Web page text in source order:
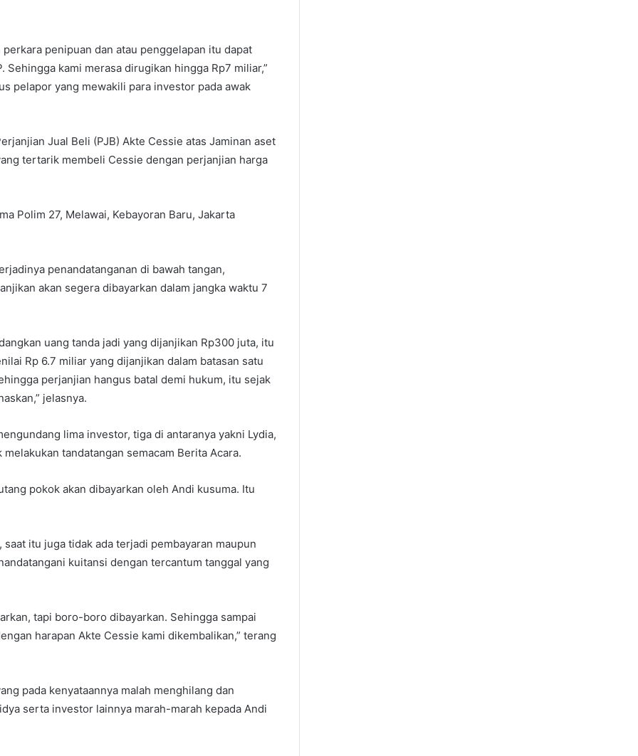
penipuan dan atau penggelapan itu dapat
Sehingga kami merasa dirugikan hingga Rp7 miliar,”
pelapor yang mewakili para investor pada awak
Jual Beli (PJB) Akte Cessie atas Jaminan aset
tertarik membeli Cessie dengan perjanjian harga
Polim 27, Melawai, Kebayoran Baru, Jakarta
penandatanganan di bawah tangan,
akan segera dibayarkan dalam jangka waktu 7
uang tanda jadi yang dijanjikan Rp300 juta, itu
Rp 6.7 miliar yang dijanjikan dalam batasan satu
perjanjian hangus batal demi hukum, itu sejak
jelasnya.
lima investor, tiga di antaranya yakni Lydia,
tandatangan semacam Berita Acara.
pokok akan dibayarkan oleh Andi kusuma. Itu
itu juga tidak ada terjadi pembayaran maupun
kuitansi dengan tercantum tanggal yang
tapi boro-boro dibayarkan. Sehingga sampai
harapan Akte Cessie kami dikembalikan,” terang
pada kenyataannya malah menghilang dan
serta investor lainnya marah-marah kepada Andi